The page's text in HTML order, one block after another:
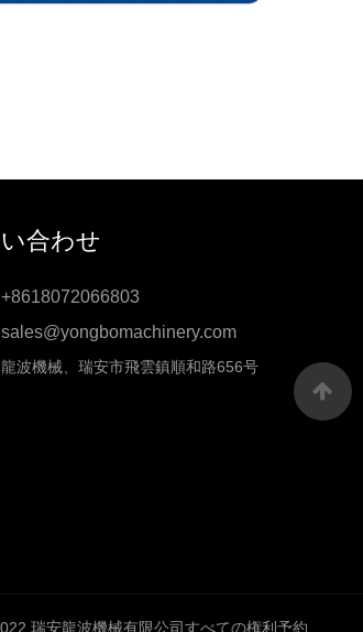
合わせ
+8618072066803
sales@yongbomachinery.com
龍波機械、瑞安市飛雲鎮順和路656号
瑞安龍波機械有限公司すべての権利予約